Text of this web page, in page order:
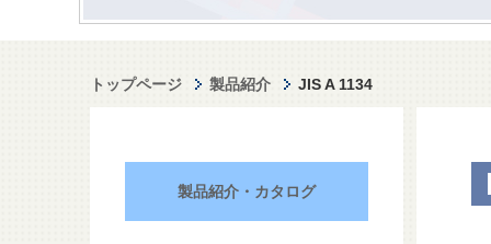
トップページ 製品紹介 JIS A 1134
製品紹介・カタログ